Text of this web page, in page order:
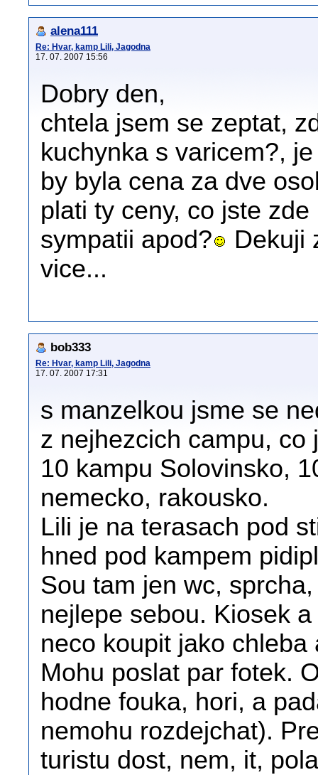
alena111
Re: Hvar, kamp Lili, Jagodna
17. 07. 2007 15:56
Dobry den,
chtela jsem se zeptat,
kuchynka s varicem?,
by byla cena za dve
plati ty ceny, co jste
sympatii apod?
Dekuji
vice...
bob333
Re: Hvar, kamp Lili, Jagodna
17. 07. 2007 17:31
s manzelkou jsme se
z nejhezcich campu, co
10 kampu Solovinsko,
nemecko, rakousko.
Lili je na terasach pod
hned pod kampem
Sou tam jen wc,
nejlepe sebou. Kiosek
neco koupit jako
Mohu poslat par fotek.
hodne fouka, hori, a
nemohu rozdejchat).
turistu dost, nem, it,